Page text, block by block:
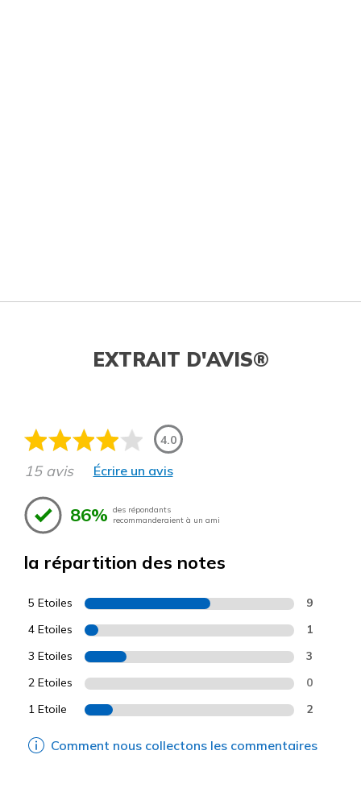
EXTRAIT D'AVIS®
4.0
15 avis Écrire un avis
86% des répondants
recommanderaient à un ami
la répartition des notes
5 Etoiles 9
4 Etoiles 1
3 Etoiles 3
2 Etoiles 0
1 Etoile 2
Comment nous collectons les commentaires